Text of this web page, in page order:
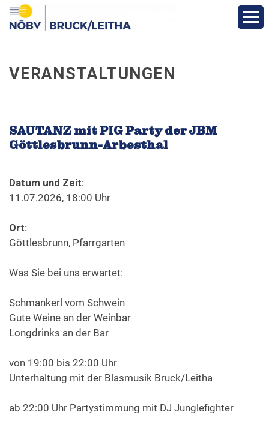
Bezirks-Termine
Funktionäre
Fotos
Veranstaltungen
Formulare & Downloads
VERANSTALTUNGEN
SAUTANZ mit PIG Party der JBM
Göttlesbrunn-Arbesthal
Datum und Zeit:
11.07.2026, 18:00 Uhr
Ort:
Göttlesbrunn, Pfarrgarten
Was Sie bei uns erwartet:
Schmankerl vom Schwein
Gute Weine an der Weinbar
Longdrinks an der Bar
von 19:00 bis 22:00 Uhr
Unterhaltung mit der Blasmusik Bruck/Leitha
ab 22:00 Uhr Partystimmung mit DJ Junglefighter